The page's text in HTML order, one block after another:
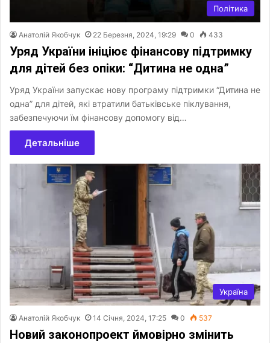
Політика
Анатолій Якобчук 22 Березня, 2024, 19:29 0 433
Уряд України ініціює фінансову підтримку
для дітей без опіки: “Дитина не одна”
Уряд України запускає нову програму підтримки “Дитина не
одна” для дітей, які втратили батьківське піклування,
забезпечуючи їм фінансову допомогу від…
Детальніше
Україна
Анатолій Якобчук 14 Січня, 2024, 17:25 0 537
Новий законопроект ймовірно змінить